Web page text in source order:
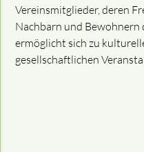
Vereinsmitglieder, deren
Nachbarn und Bewohnern
ermöglicht sich zu
gesellschaftlichen